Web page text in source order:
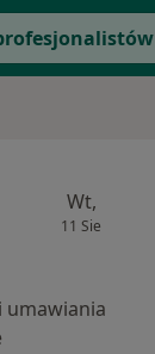
Wt,
11 Sie
umawiania